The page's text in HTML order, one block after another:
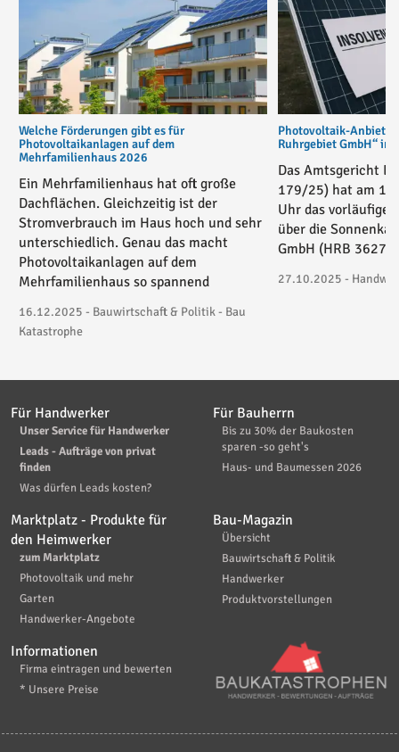
Welche Förderungen gibt es für
Photovoltaikanlagen auf dem
Mehrfamilienhaus 2026
Ein Mehrfamilienhaus hat oft große
Dachflächen. Gleichzeitig ist der
Stromverbrauch im Haus hoch und sehr
unterschiedlich. Genau das macht
Photovoltaikanlagen auf dem
Mehrfamilienhaus so spannend
16.12.2025 - Bauwirtschaft & Politik - Bau
Katastrophe
Photovoltaik-Anbieter
Ruhrgebiet GmbH“ in
Das Amtsgericht
179/25) hat am
Uhr das vorläufige
über die
GmbH (HRB
27.10.2025 -
Für Handwerker
Unser Service für Handwerker
Leads - Aufträge von privat
finden
Was dürfen Leads kosten?
Für Bauherrn
Bis zu 30% der Baukosten
sparen -so geht's
Haus- und Baumessen 2026
Marktplatz - Produkte für
den Heimwerker
zum Marktplatz
Photovoltaik und mehr
Garten
Handwerker-Angebote
Bau-Magazin
Übersicht
Bauwirtschaft & Politik
Handwerker
Produktvorstellungen
Informationen
Firma eintragen und bewerten
* Unsere Preise